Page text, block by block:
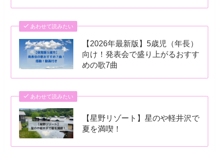
あわせて読みたい
【2026年最新版】5歳児（年長）
向け！発表会で盛り上がるおすす
めの歌7曲
あわせて読みたい
【星野リゾート】星のや軽井沢で
夏を満喫！